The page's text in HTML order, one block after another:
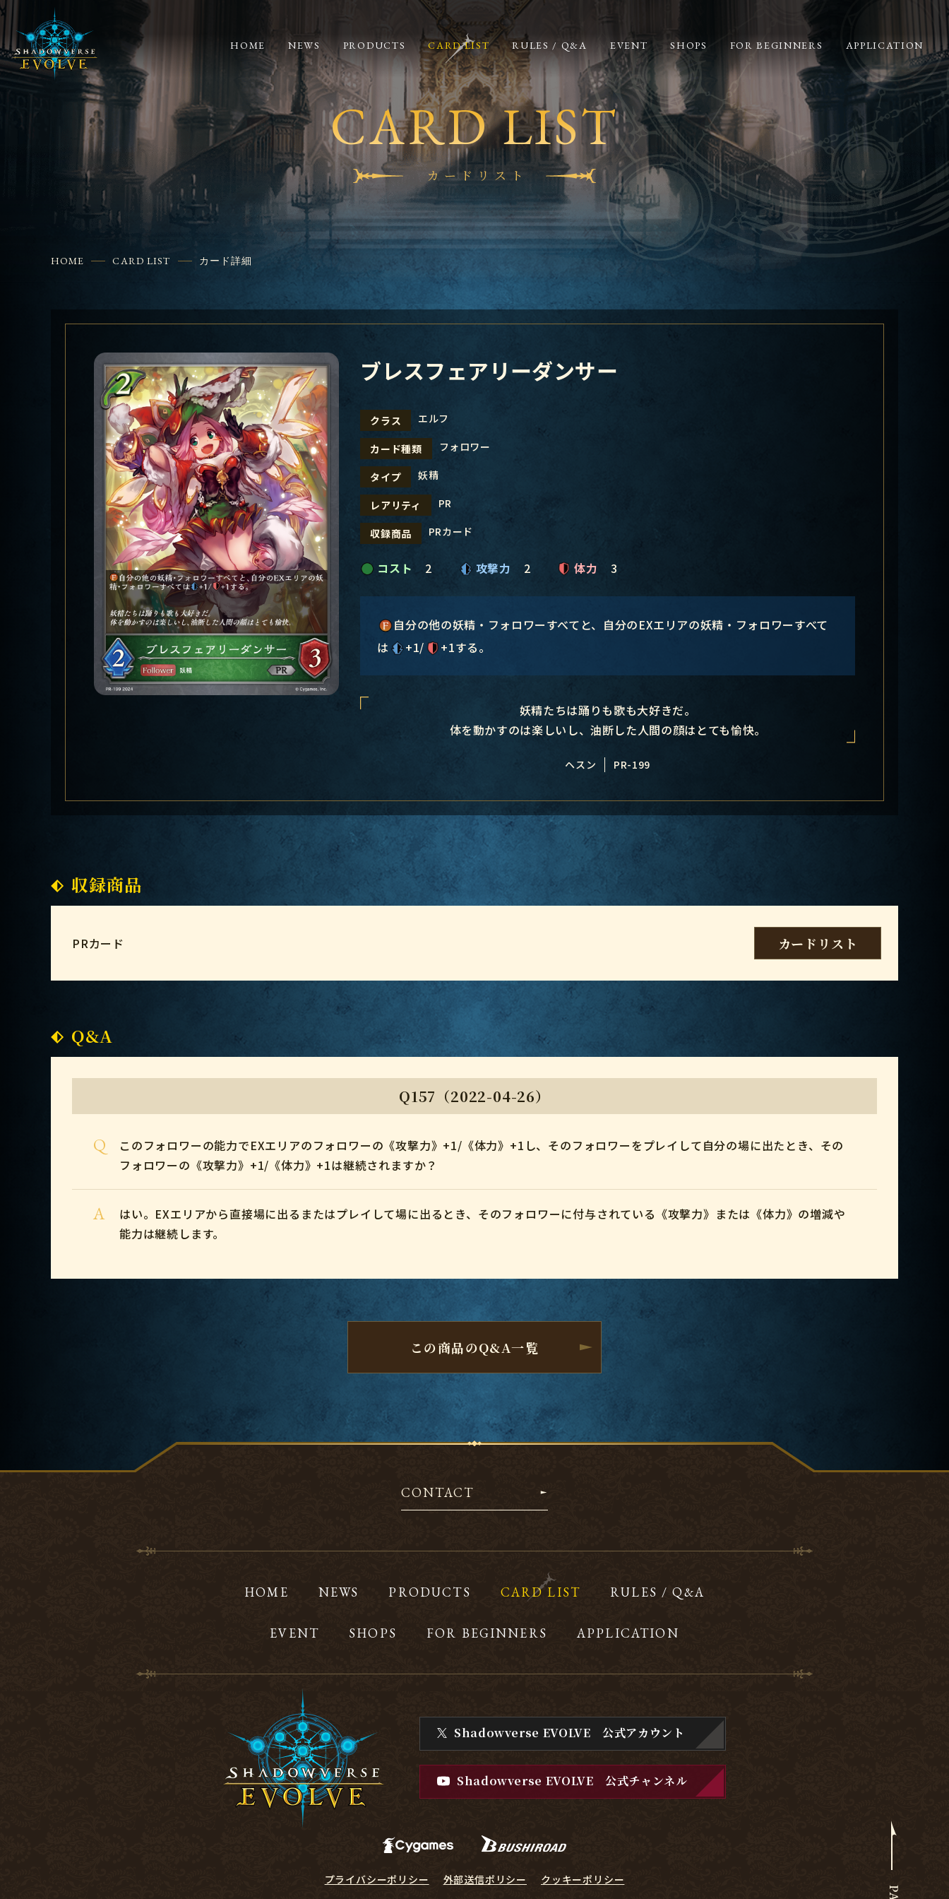
HOME NEWS PRODUCTS CARD LIST RULES / Q&A EVENT SHOPS FOR BEGINNERS APPLICATION
CARD LIST
カードリスト
HOME CARD LIST カード詳細
ブレスフェアリーダンサー
クラス エルフ
カード種類 フォロワー
タイプ 妖精
レアリティ PR
収録商品 PRカード
コスト 2 攻撃力 2 体力 3
自分の他の妖精・フォロワーすべてと、自分のEXエリアの妖精・フォロワーすべて
は
+1/ +1する。
妖精たちは踊りも歌も大好きだ。
体を動かすのは楽しいし、油断した人間の顔はとても愉快。
ヘスン PR-199
収録商品
PRカード カードリスト
Q&A
Q157（2022-04-26）
Q
このフォロワーの能力でEXエリアのフォロワーの《攻撃力》+1/《体力》+1し、そのフォロワーをプレイして自分の場に出たとき、その
フォロワーの《攻撃力》+1/《体力》+1は継続されますか？
A
はい。EXエリアから直接場に出るまたはプレイして場に出るとき、そのフォロワーに付与されている《攻撃力》または《体力》の増減や
能力は継続します。
この商品のQ&A一覧
CONTACT
HOME NEWS PRODUCTS CARD LIST RULES / Q&A
EVENT SHOPS FOR BEGINNERS APPLICATION
Shadowverse EVOLVE 公式アカウント
Shadowverse EVOLVE公式チャンネル
プライバシーポリシー 外部送信ポリシー
クッキーポリシー